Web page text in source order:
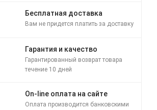
Бесплатная доставка
Вам не придется платить за доставку
Гарантия и качество
Гарантированный возврат товара
течение 10 дней
On-line оплата на сайте
Оплата производится банковскими